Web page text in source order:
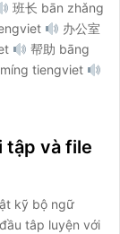
班长 bān zhǎng
办公室
帮助 bāng
tiengviet
tập và file
kỹ bộ ngữ
tâp luyện với